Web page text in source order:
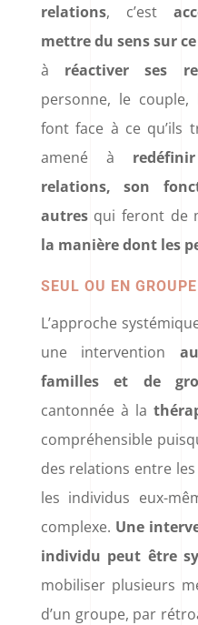
relations, c’est
mettre du sens sur
à réactiver ses
personne, le
font face à ce qu’ils
amené à
relations, son
autresqui feront de
la manière dont les
SEUL OU EN GROUPE
L’approche
une intervention
familles et de
cantonnée à la
compréhensible
des relations entre
les individus eux-
complexe. Une
individu peut être
mobiliser plusieurs
d’un groupe, par